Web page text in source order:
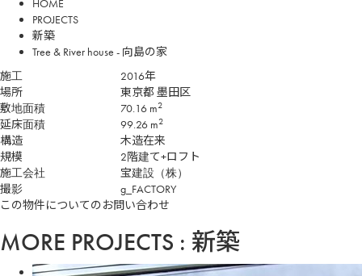
HOME
PROJECTS
新築
Tree & River house - 向島の家
施工
2016年
場所
東京都 墨田区
敷地面積
70.16 m2
延床面積 99.26 m2
構造
木造在来
規模
2階建て+ロフト
施工会社
宝建設（株）
撮影
g_FACTORY
この物件についてのお問い合わせ
MORE PROJECTS : 新築